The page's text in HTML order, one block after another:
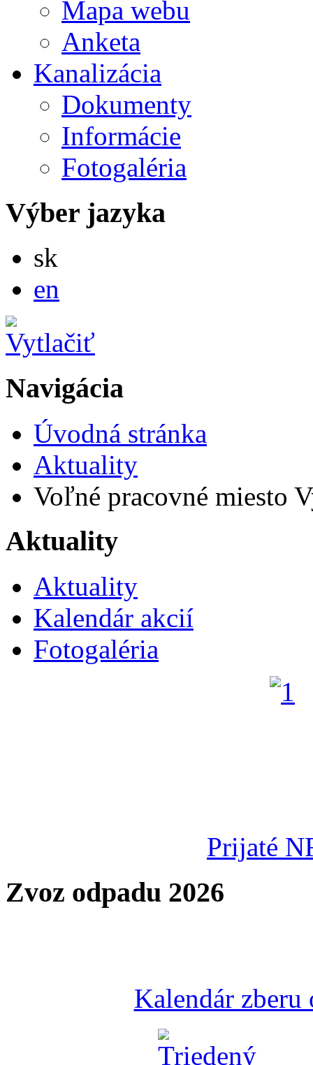
Mapa webu
Anketa
Kanalizácia
Dokumenty
Informácie
Fotogaléria
Výber jazyka
sk
en
Navigácia
Úvodná stránka
Aktuality
Voľné pracovné miesto
Aktuality
Aktuality
Kalendár akcií
Fotogaléria
Prijaté
Zvoz odpadu 2026
Kalendár zberu